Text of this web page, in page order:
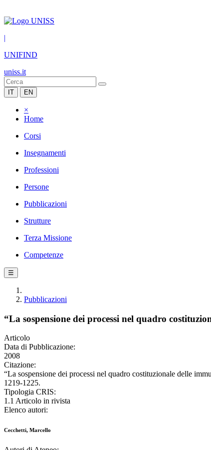
|
UNIFIND
uniss.it
IT EN
×
Home
Corsi
Insegnamenti
Professioni
Persone
Pubblicazioni
Strutture
Terza Missione
Competenze
☰
Pubblicazioni
“La sospensione dei processi nel quadro
Articolo
Data di Pubblicazione:
2008
Citazione:
“La sospensione dei processi nel quadro costituzionale delle
1219-1225.
Tipologia CRIS:
1.1 Articolo in rivista
Elenco autori:
Cecchetti, Marcello